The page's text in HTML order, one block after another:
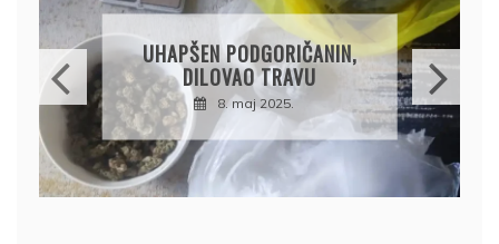
DRŽAVLJANIN RUSIJE
OSUMNJIČEN DA JE
PRODAO TUĐI BMW,
DRŽAVU NAPUSTIO
BRODOM
12. februar 2025.